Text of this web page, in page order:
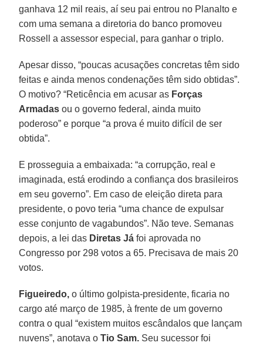
ganhava 12 mil reais, aí seu pai entrou no Planalto e
com uma semana a diretoria do banco promoveu
Rossell a assessor especial, para ganhar o triplo.
Apesar disso, “poucas acusações concretas têm sido
feitas e ainda menos condenações têm sido obtidas”.
O motivo? “Reticência em acusar as Forças
Armadas ou o governo federal, ainda muito
poderoso” e porque “a prova é muito difícil de ser
obtida”.
E prosseguia a embaixada: “a corrupção, real e
imaginada, está erodindo a confiança dos brasileiros
em seu governo”. Em caso de eleição direta para
presidente, o povo teria “uma chance de expulsar
esse conjunto de vagabundos”. Não teve. Semanas
depois, a lei das Diretas Já foi aprovada no
Congresso por 298 votos a 65. Precisava de mais 20
votos.
Figueiredo, o último golpista-presidente, ficaria no
cargo até março de 1985, à frente de um governo
contra o qual “existem muitos escândalos que lançam
nuvens”, anotava oTio Sam. Seu sucessor foi